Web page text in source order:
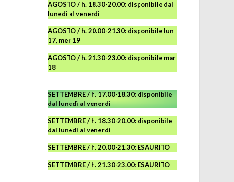
AGOSTO/ h. 18.30-20.00: disponibile dal
lunedì al venerdì
AGOSTO / h. 20.00-21.30: disponibile lun
17, mer 19
AGOSTO/ h. 21.30-23.00: disponibile mar
18
SETTEMBRE / h. 17.00-18.30: disponibile
dal lunedì al venerdì
SETTEMBRE / h. 18.30-20.00: disponibile
dal lunedì al venerdì
SETTEMBRE / h. 20.00-21.30: ESAURITO
SETTEMBRE / h. 21.30-23.00: ESAURITO